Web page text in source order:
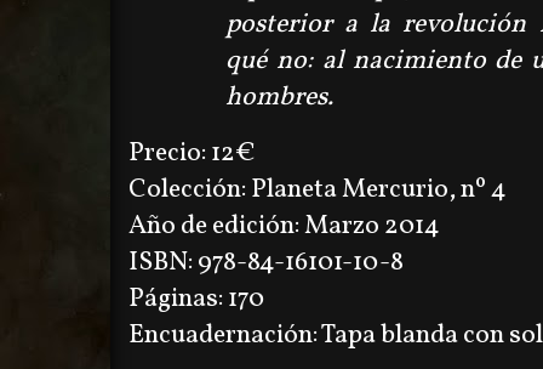
posterior a la revolución
qué no: al nacimiento de
hombres.
Precio: 12€
Colección: Planeta Mercurio, nº 4
Año de edición: Marzo 2014
ISBN: 978-84-16101-10-8
Páginas: 170
Encuadernación: Tapa blanda con